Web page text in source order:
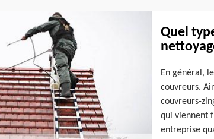
Quel
En général,
couvreurs.
couvreurs-
qui viennent
entreprise